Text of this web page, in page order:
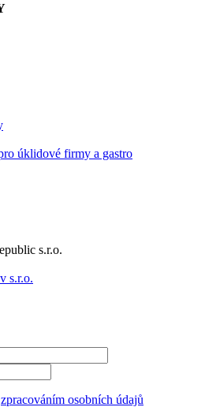
úklidové firmy a gastro
s.r.o.
s.r.o.
zpracováním osobních údajů